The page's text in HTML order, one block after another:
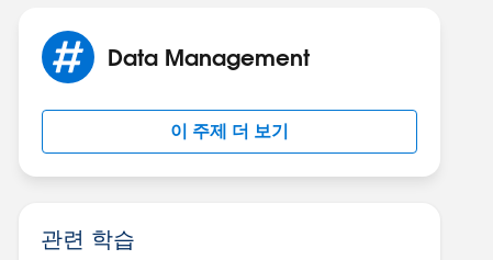
Data Management
이 주제 더 보기
관련 학습